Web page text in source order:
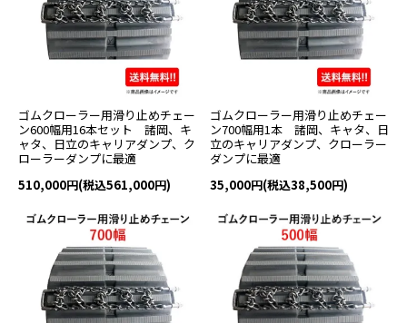
ゴムクローラー用滑り止めチェー
ン600幅用16本セット 諸岡、キ
ャタ、日立のキャリアダンプ、ク
ローラーダンプに最適
510,000円(税込561,000円)
ゴムクローラー用滑り止めチェー
ン700幅用1本 諸岡、キャタ、日
立のキャリアダンプ、クローラー
ダンプに最適
35,000円(税込38,500円)